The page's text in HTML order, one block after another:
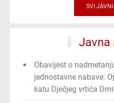
SVI JAVNI
Javna
Obavijest o
jednostavne nabave:
katu Dječjeg vrtića